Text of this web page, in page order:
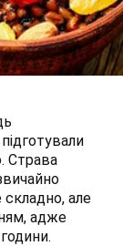
Страва
складно, але
адже